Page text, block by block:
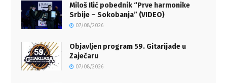
Miloš Ilić pobednik “Prve harmonike
Srbije – Sokobanja” (VIDEO)
07/08/2026
Objavljen program 59. Gitarijade u
Zaječaru
07/08/2026